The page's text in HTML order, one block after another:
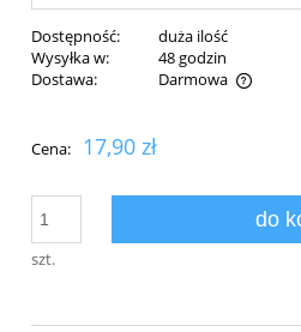
Dostępność:
duża ilość
Wysyłka w:
48 godzin
Dostawa:
Darmowa
Cena nie zawiera ewentualnych
Cena: 17,90 zł
szt.
do